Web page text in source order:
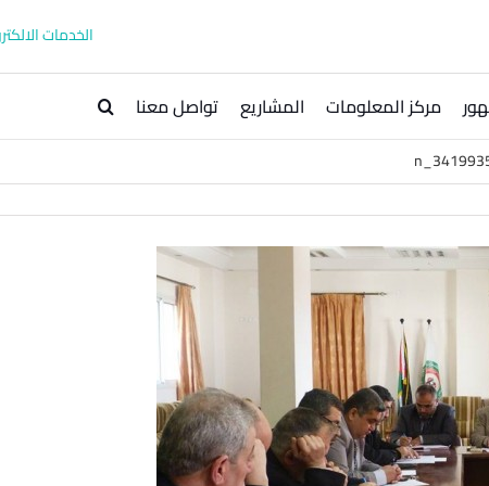
الخدمات
مركز المعلومات المشاريع تواصل معنا